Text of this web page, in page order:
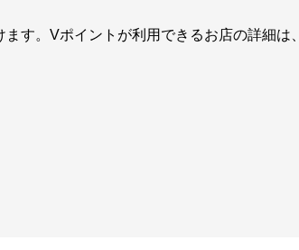
す。Vポイントが利用できるお店の詳細は、